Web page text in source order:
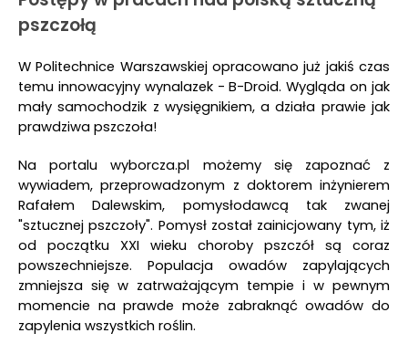
pszczołą
W Politechnice Warszawskiej opracowano już jakiś czas
temu innowacyjny wynalazek - B-Droid. Wygląda on jak
mały samochodzik z wysięgnikiem, a działa prawie jak
prawdziwa pszczoła!
Na portalu wyborcza.pl możemy się zapoznać z
wywiadem, przeprowadzonym z doktorem inżynierem
Rafałem Dalewskim, pomysłodawcą tak zwanej
"sztucznej pszczoły". Pomysł został zainicjowany tym, iż
od początku XXI wieku choroby pszczół są coraz
powszechniejsze. Populacja owadów zapylających
zmniejsza się w zatrważającym tempie i w pewnym
momencie na prawde może zabraknąć owadów do
zapylenia wszystkich roślin.